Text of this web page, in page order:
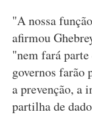
"A nossa
afirmou
"nem fará parte
governos farão
a prevenção, a
partilha de